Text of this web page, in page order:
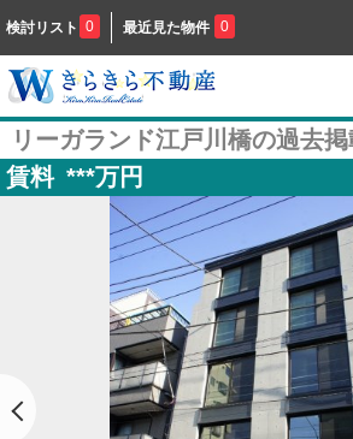
検討リスト 0 最近見た物件 0
リーガランド江戸川橋の過去
賃料 ***万円